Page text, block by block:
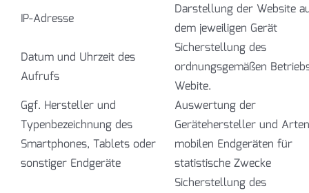
IP-Adresse
Darstellung der Website
dem jeweiligen Gerät
Datum und Uhrzeit des
Aufrufs
Sicherstellung des
ordnungsgemäßen
Webite.
Ggf. Hersteller und
Typenbezeichnung des
Smartphones, Tablets oder
sonstiger Endgeräte
Auswertung der
Gerätehersteller und
mobilen Endgeräten für
statistische Zwecke
Sicherstellung des